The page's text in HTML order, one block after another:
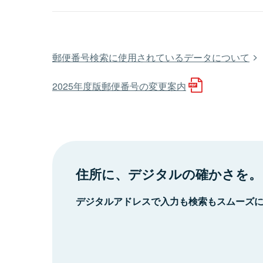
郵便番号検索に使用されているデータについて
2025年度版郵便番号の変更案内
住所に、デジタルの確かさを。
デジタルアドレスで入力も検索もスムーズ